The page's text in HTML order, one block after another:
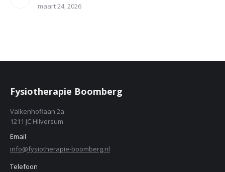
maart 24, 2026
Fysiotherapie Boomberg
Valkenhoflaan 2a
1211 JC Hilversum
Email
info@fysiotherapie-boomberg.nl
Telefoon